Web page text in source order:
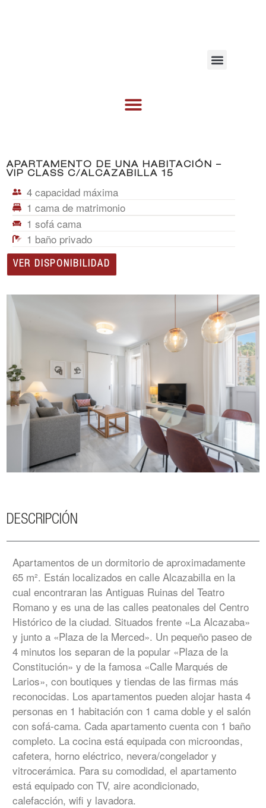
APARTAMENTO DE UNA HABITACIÓN –
VIP CLASS C/ALCAZABILLA 15
4capacidad máxima
1 cama de matrimonio
1 sofá cama
1 baño privado
VER DISPONIBILIDAD
DESCRIPCIÓN
Apartamentos de un dormitorio de aproximadamente
65 m². Están localizados en calle Alcazabilla en la
cual encontraran las Antiguas Ruinas del Teatro
Romano y es una de las calles peatonales del Centro
Histórico de la ciudad. Situados frente «La Alcazaba»
y junto a «Plaza de la Merced». Un pequeño paseo de
4 minutos los separan de la popular «Plaza de la
Constitución» y de la famosa «Calle Marqués de
Larios», con boutiques y tiendas de las firmas más
reconocidas. Los apartamentos pueden alojar hasta 4
personas en 1 habitación con 1 cama doble y el salón
con sofá-cama. Cada apartamento cuenta con 1 baño
completo. La cocina está equipada con microondas,
cafetera, horno eléctrico, nevera/congelador y
vitrocerámica. Para su comodidad, el apartamento
está equipado con TV, aire acondicionado,
calefacción, wifi y lavadora.